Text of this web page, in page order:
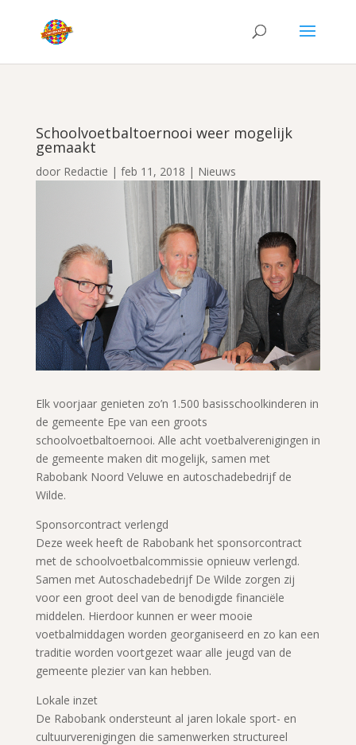
Schoolvoetbaltoernooi weer mogelijk
gemaakt
door Redactie | feb 11, 2018 | Nieuws
Elk voorjaar genieten zo’n 1.500 basisschoolkinderen in
de gemeente Epe van een groots
schoolvoetbaltoernooi. Alle acht voetbalverenigingen in
de gemeente maken dit mogelijk, samen met
Rabobank Noord Veluwe en autoschadebedrijf de
Wilde.
Sponsorcontract verlengd
Deze week heeft de Rabobank het sponsorcontract
met de schoolvoetbalcommissie opnieuw verlengd.
Samen met Autoschadebedrijf De Wilde zorgen zij
voor een groot deel van de benodigde financiële
middelen. Hierdoor kunnen er weer mooie
voetbalmiddagen worden georganiseerd en zo kan een
traditie worden voortgezet waar alle jeugd van de
gemeente plezier van kan hebben.
Lokale inzet
De Rabobank ondersteunt al jaren lokale sport- en
cultuurverenigingen die samenwerken structureel